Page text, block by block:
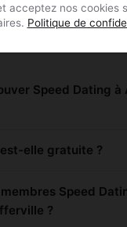
acceptez nos cookies
Politique de
Speed Dating à
elle gratuite ?
Speed
?